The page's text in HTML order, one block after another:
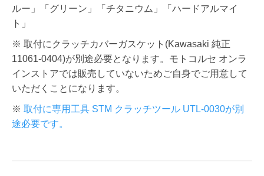
ルー」「グリーン」「チタニウム」「ハードアルマイ
ト」
※ 取付にクラッチカバーガスケット(Kawasaki 純正
11061-0404)が別途必要となります。モトコルセ オンラ
インストアでは販売していないためご自身でご用意して
いただくことになります。
※ 取付に専用工具 STM クラッチツール UTL-0030が別
途必要です。